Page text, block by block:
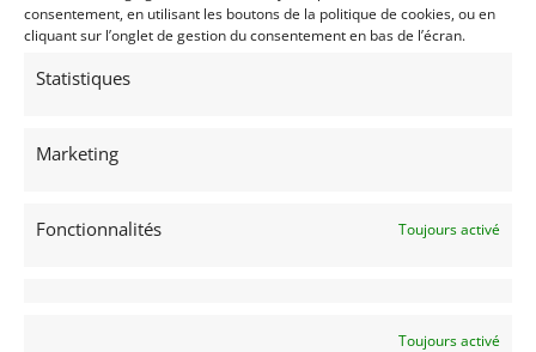
consentement, en utilisant les boutons de la politique de cookies, ou en
cliquant sur l’onglet de gestion du consentement en bas de l’écran.
Statistiques
Marketing
Fonctionnalités Toujours activé
Toujours activé
Nom